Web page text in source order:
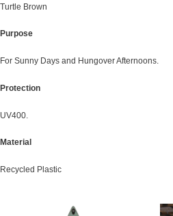
Turtle Brown
Purpose
For Sunny Days and Hungover Afternoons.
Protection
UV400.
Material
Recycled Plastic
PierwotnaAktualna